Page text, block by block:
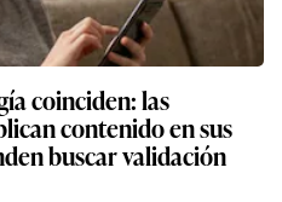
coinciden: las
contenido en sus
buscar validación